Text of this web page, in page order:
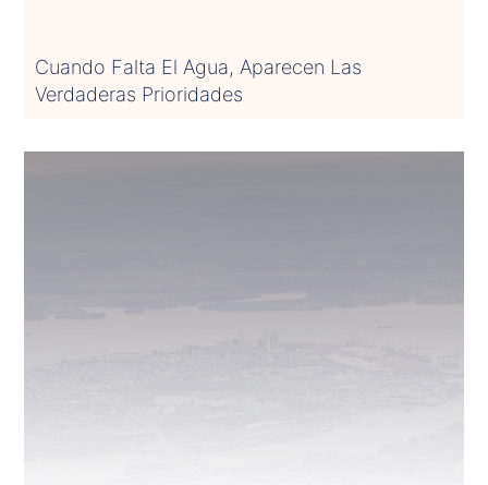
Cuando Falta El Agua, Aparecen Las
Verdaderas Prioridades